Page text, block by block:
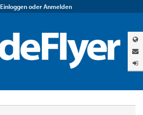
Einloggen oder Anmelden